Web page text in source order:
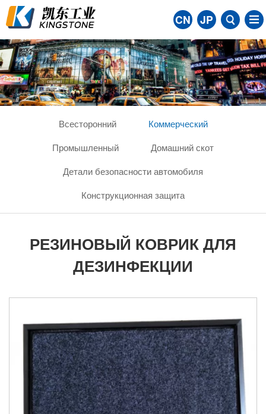
CN JP
Всесторонний
Коммерческий
Промышленный
Домашний скот
Детали безопасности автомобиля
Конструкционная защита
РЕЗИНОВЫЙ КОВРИК ДЛЯ
ДЕЗИНФЕКЦИИ